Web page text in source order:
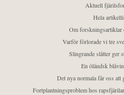
Aktuell
Hela
Om forskningsartiklar
Varför förlorade vi tre
Slingrande slåtter ger
En öländsk
Det nya normala får oss att
Fortplantningsproblem hos